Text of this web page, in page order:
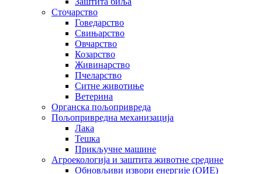
Сточарство
Говедарство
Свињарство
Овчарство
Козарство
Живинарство
Пчеларство
Ситне животиње
Ветерина
Органска пољопривреда
Пољопривредна механизација
Лака
Тешка
Прикључне машине
Агроекологија и заштита животне средине
Обновљиви извори енергије (ОИЕ)